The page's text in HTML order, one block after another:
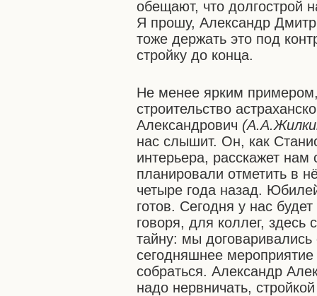
обещают, что долгострой
Я прошу, Александр
тоже держать это под
стройку до конца.
Не менее ярким
строительство
Александрович
нас слышит. Он, как
интерьера, расскажет
планировали отметить в
четыре года назад.
готов. Сегодня у нас
говоря, для коллег,
тайну: мы
сегодняшнее
собраться. Александр
надо нервничать,